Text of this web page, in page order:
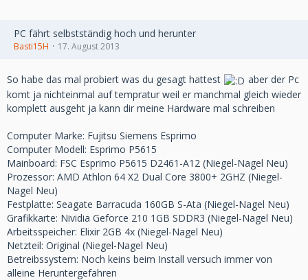
PC fährt selbstständig hoch und herunter
Basti15H 17. August 2013
So habe das mal probiert was du gesagt hattest
aber der Pc
komt ja nichteinmal auf tempratur weil er manchmal gleich wieder
komplett ausgeht ja kann dir meine Hardware mal schreiben
Computer Marke: Fujitsu Siemens Esprimo
Computer Modell: Esprimo P5615
Mainboard: FSC Esprimo P5615 D2461-A12 (Niegel-Nagel Neu)
Prozessor: AMD Athlon 64 X2 Dual Core 3800+ 2GHZ (Niegel-
Nagel Neu)
Festplatte: Seagate Barracuda 160GB S-Ata (Niegel-Nagel Neu)
Grafikkarte: Nividia Geforce 210 1GB SDDR3 (Niegel-Nagel Neu)
Arbeitsspeicher: Elixir 2GB 4x (Niegel-Nagel Neu)
Netzteil: Original (Niegel-Nagel Neu)
Betreibssystem: Noch keins beim Install versuch immer von
alleine Heruntergefahren